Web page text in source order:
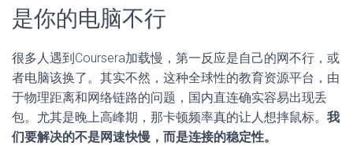
是你的电脑不行
很多人遇到Coursera加载慢，第一反应是自己的网不行，或
者电脑该换了。其实不然，这种全球性的教育资源平台，由
于物理距离和网络链路的问题，国内直连确实容易出现丢
包。尤其是晚上高峰期，那卡顿频率真的让人想摔鼠标。 我
们要解决的不是网速快慢，而是连接的稳定性。